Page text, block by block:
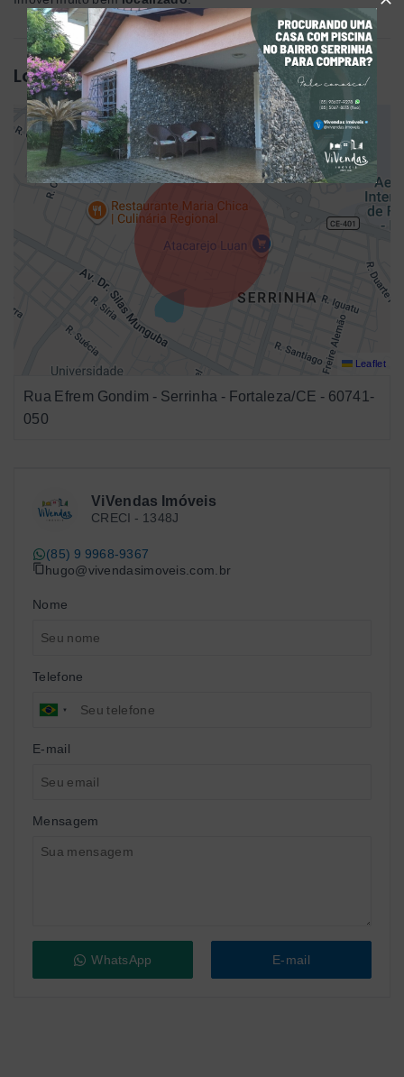
ViVendas Imóveis
CRECI - 1348J
(85) 9 9968-9367
hugo@vivendasimoveis.com.br
Nome
Telefone
E-mail
Mensagem
WhatsApp E-mail
Localização
Leaflet
Rua Efrem Gondim - Serrinha - Fortaleza/CE - 60741-
050